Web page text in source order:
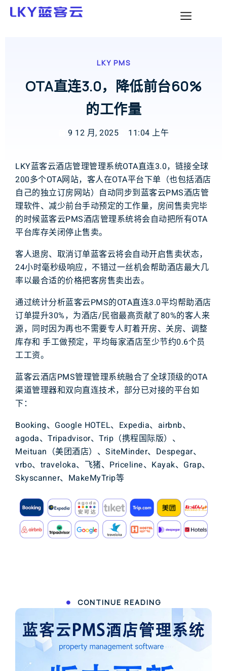
LKY PMS
OTA直连3.0，降低前台60%
的工作量
9 12 月, 2025 11:04 上午
LKY蓝客云酒店管理管理系统OTA直连3.0， 链接全球
200多个OTA网站， 客人在OTA平台下单 （也包括酒店
自己的独立订房网站） 自动同步到蓝客云PMS酒店管
理软件、 减少前台手动预定的工作量， 房间售卖完毕
的时候蓝客云PMS酒店管理系统将会自动把所有OTA
平台库存关闭停止售卖。
客人退房、 取消订单蓝客云将会自动开启售卖状态，
24小时毫秒级响应， 不错过一丝机会帮助酒店最大几
率以最合适的价格把客房售卖出去。
通过统计分析蓝客云PMS的OTA直连3.0平均帮助酒店
订单提升30%， 为酒店/民宿最高贡献了80%的客人来
源， 同时因为再也不需要专人盯着开房、 关房、 调整
库存和 手工做预定， 平均每家酒店至少节约0.6个员
工工资。
蓝客云酒店PMS管理管理系统融合了全球顶级的OTA
渠道管理器和双向直连技术， 部分已对接的平台如
下：
Booking、Google HOTEL、Expedia、airbnb、
agoda、Tripadvisor、 Trip （携程国际版） 、
Meituan （美团酒店） 、 SiteMinder、Despegar、
vrbo、 traveloka、 飞猪、 Priceline、 Kayak、 Grap、
Skyscanner、 MakeMyTrip等
CONTINUE READING